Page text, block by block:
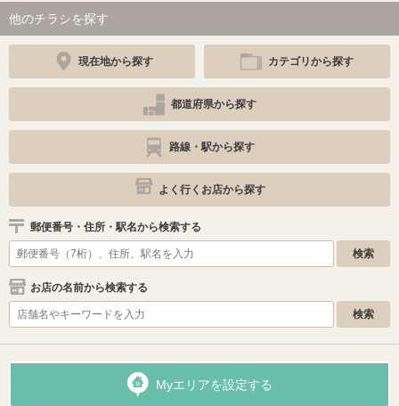
他のチラシを探す
現在地から探す カテゴリから探す
都道府県から探す
路線・駅から探す
よく行くお店から探す
郵便番号・住所・駅名から検索する
お店の名前から検索する
Myエリアを設定する